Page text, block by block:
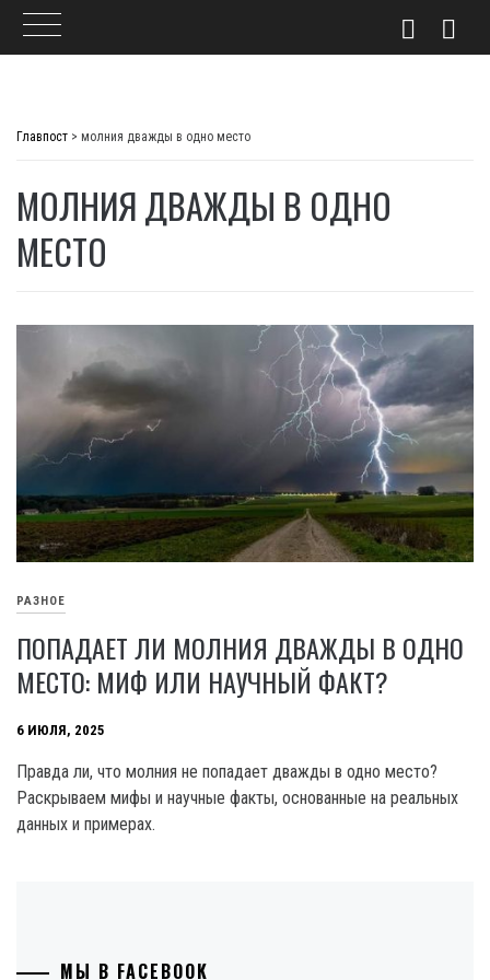
Главпост > молния дважды в одно место
МОЛНИЯ ДВАЖДЫ В ОДНО
МЕСТО
РАЗНОЕ
ПОПАДАЕТ ЛИ МОЛНИЯ ДВАЖДЫ В ОДНО
МЕСТО: МИФ ИЛИ НАУЧНЫЙ ФАКТ?
6 ИЮЛЯ, 2025
Правда ли, что молния не попадает дважды в одно место?
Раскрываем мифы и научные факты, основанные на реальных
данных и примерах.
МЫ В FACEBOOK